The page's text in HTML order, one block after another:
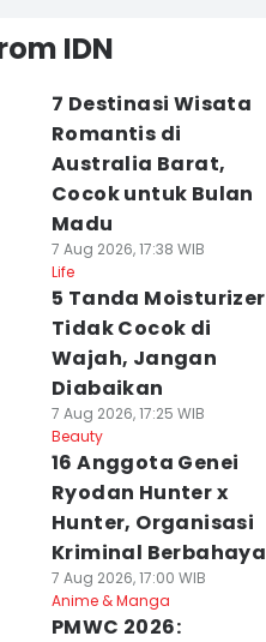
IDN
7 Destinasi Wisata
Romantis di
Australia Barat,
Cocok untuk Bulan
Madu
7 Aug 2026, 17:38 WIB
Life
5 Tanda Moisturizer
Tidak Cocok di
Wajah, Jangan
Diabaikan
7 Aug 2026, 17:25 WIB
Beauty
16 Anggota Genei
Ryodan Hunter x
Hunter, Organisasi
Kriminal Berbahaya
7 Aug 2026, 17:00 WIB
Anime & Manga
PMWC 2026: